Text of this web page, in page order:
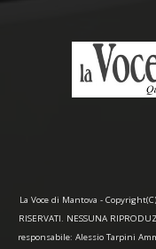
La Voce di Mantova -
RISERVATI. NESSUNA
responsabile: Alessio Tarpini